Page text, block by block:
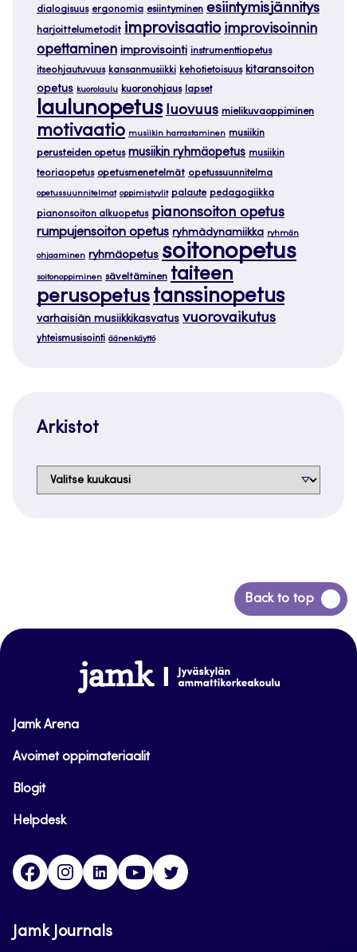
dialogisuus ergonomia esiintyminen esiintymisjännitys
harjoittelumetodit improvisaatio improvisoinnin
opettaminen improvisointi instrumenttiopetus
itseohjautuvuus kansanmusiikki kehotietoisuus kitaransoiton
opetus kuorolaulu kuoronohjaus lapset
laulunopetus luovuus mielikuvaoppiminen
motivaatio musiikin harrastaminen musiikin
perusteiden opetus musiikin ryhmäopetus musiikin
teoriaopetus opetusmenetelmät opetussuunnitelma
opetussuunnitelmat oppimistyylit palaute pedagogiikka
pianonsoiton alkuopetus pianonsoiton opetus
rumpujensoiton opetus ryhmädynamiikka ryhmän
ohjaaminen ryhmäopetus soitonopetus
soitonoppiminen säveltäminen taiteen
perusopetus tanssinopetus
varhaisiän musiikkikasvatus vuorovaikutus
yhteismusisointi äänenkäyttö
Arkistot
Arkistot
Back to top
Siirry
takaisin
www.jamk.fi
Jamk Arena
Avoimet oppimateriaalit
Blogit
Helpdesk
FacebookInstagram
LinkedInYoutube
Jamk Journals